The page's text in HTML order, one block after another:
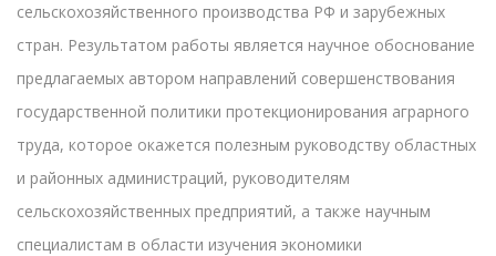
сельскохозяйственного производства РФ и зарубежных
стран. Результатом работы является научное обоснование
предлагаемых автором направлений совершенствования
государственной политики протекционирования аграрного
труда, которое окажется полезным руководству областных
и районных администраций, руководителям
сельскохозяйственных предприятий, а также научным
специалистам в области изучения экономики